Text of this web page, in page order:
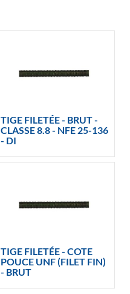
TIGE FILETÉE - BRUT -
CLASSE 8.8 - NFE 25-136
- DI
TIGE FILETÉE - COTE
POUCE UNF (FILET FIN)
- BRUT